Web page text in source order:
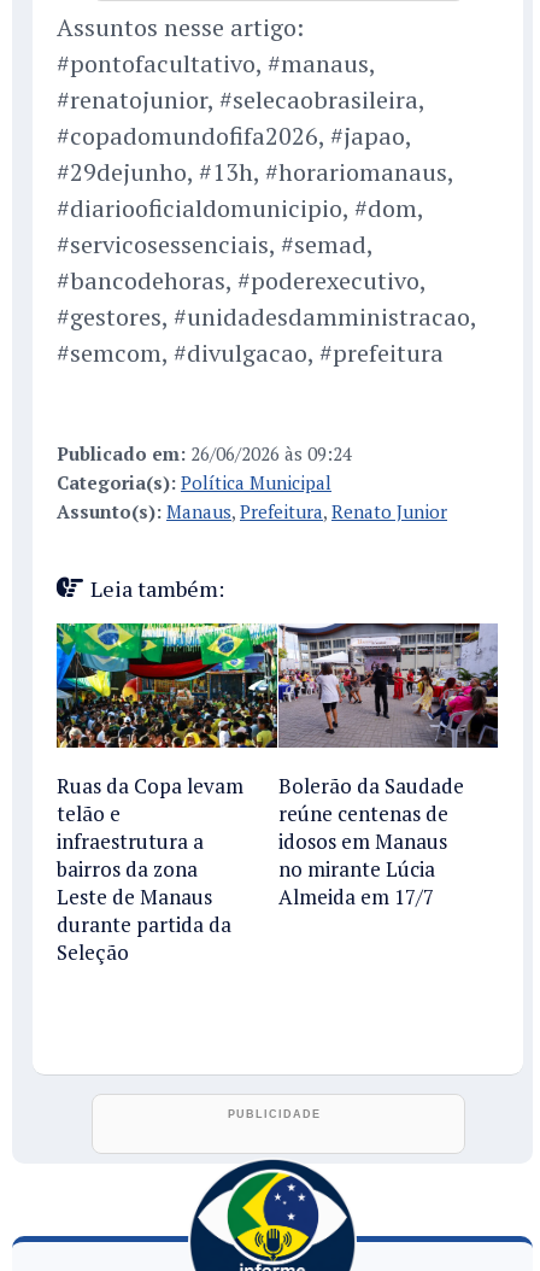
Assuntos nesse artigo:
#pontofacultativo, #manaus,
#renatojunior, #selecaobrasileira,
#copadomundofifa2026, #japao,
#29dejunho, #13h, #horariomanaus,
#diariooficialdomunicipio, #dom,
#servicosessenciais, #semad,
#bancodehoras, #poderexecutivo,
#gestores, #unidadesdamministracao,
#semcom, #divulgacao, #prefeitura
Publicado em: 26/06/2026 às 09:24
Categoria(s): Política Municipal
Assunto(s): Manaus, Prefeitura, Renato Junior
Leia também:
Ruas da Copa levam
telão e
infraestrutura a
bairros da zona
Leste de Manaus
durante partida da
Seleção
Bolerão da Saudade
reúne centenas de
idosos em Manaus
no mirante Lúcia
Almeida em 17/7